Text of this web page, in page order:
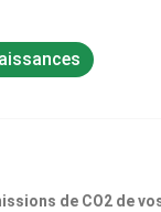
de CO2 de